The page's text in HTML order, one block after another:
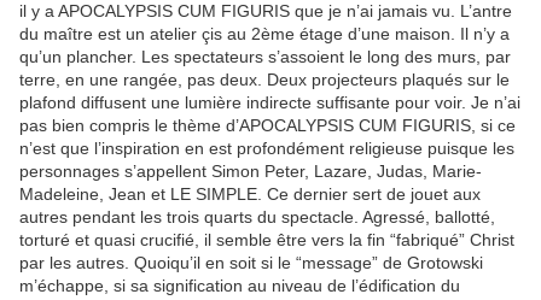
il y a APOCALYPSIS CUM FIGURIS que je n’ai jamais vu. L’antre
du maître est un atelier çis au 2ème étage d’une maison. Il n’y a
qu’un plancher. Les spectateurs s’assoient le long des murs, par
terre, en une rangée, pas deux. Deux projecteurs plaqués sur le
plafond diffusent une lumière indirecte suffisante pour voir. Je n’ai
pas bien compris le thème d’APOCALYPSIS CUM FIGURIS, si ce
n’est que l’inspiration en est profondément religieuse puisque les
personnages s’appellent Simon Peter, Lazare, Judas, Marie-
Madeleine, Jean et LE SIMPLE. Ce dernier sert de jouet aux
autres pendant les trois quarts du spectacle. Agressé, ballotté,
torturé et quasi crucifié, il semble être vers la fin “fabriqué” Christ
par les autres. Quoiqu’il en soit si le “message” de Grotowski
m’échappe, si sa signification au niveau de l’édification du